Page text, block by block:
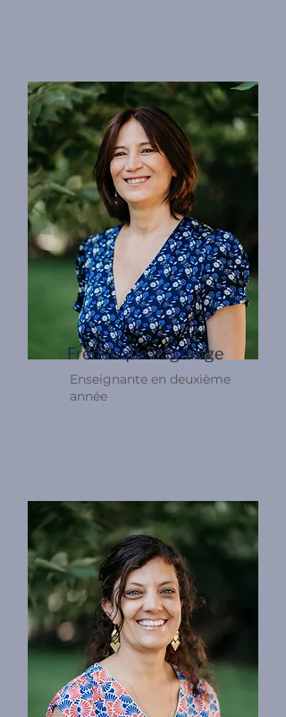
Frédérique Lagrange
Enseignante en deuxième
année